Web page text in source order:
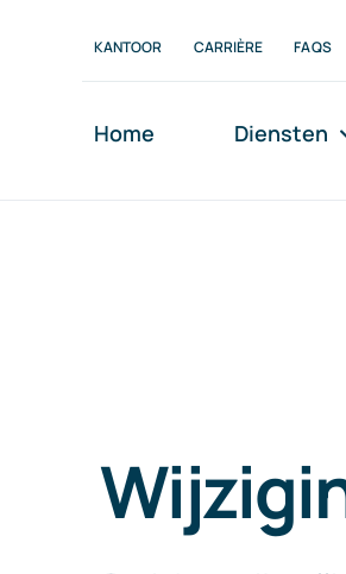
KANTOOR CARRIÈRE FAQS
Home Diensten